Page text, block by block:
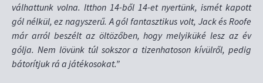
válhattunk volna. Itthon 14-ből 14-et nyertünk, ismét kapott
gól nélkül, ez nagyszerű. A gól fantasztikus volt, Jack és Roofe
már arról beszélt az öltözőben, hogy melyiküké lesz az év
gólja. Nem lövünk túl sokszor a tizenhatoson kívülről, pedig
bátorítjuk rá a játékosokat.”